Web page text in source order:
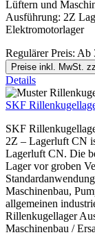
Lüftern und
Ausführung: 2Z
Elektromotorlager
Regulärer Preis: Ab
Preise inkl. MwSt.
Details
SKF
SKF
2Z – Lagerluft CN
Lagerluft CN. Die
Lager vor groben
Maschinenbau,
allgemeinen
Rillenkugellager
Maschinenbau /